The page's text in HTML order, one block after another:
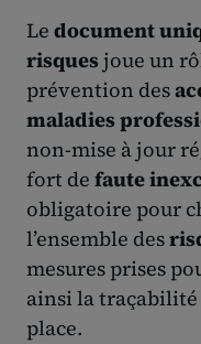
Le document
risquesjoue un
prévention des
maladies
non-mise à jour
fort de faute
obligatoire pour
l’ensemble des
mesures prises
ainsi la traçabilité
place.